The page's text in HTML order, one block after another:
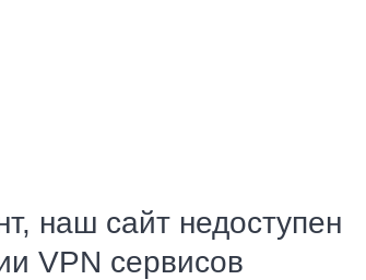
наш сайт недоступен
VPN сервисов